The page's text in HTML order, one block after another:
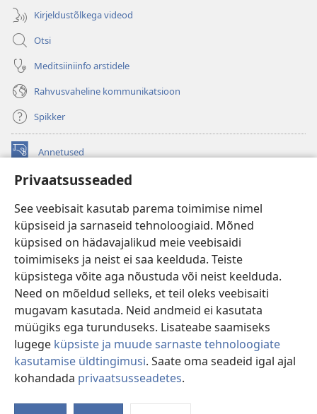
Privaatsusseaded
See veebisait kasutab parema toimimise nimel
küpsiseid ja sarnaseid tehnoloogiaid. Mõned
küpsised on hädavajalikud meie veebisaidi
toimimiseks ja neist ei saa keelduda. Teiste
küpsistega võite aga nõustuda või neist keelduda.
Need on mõeldud selleks, et teil oleks veebisaiti
mugavam kasutada. Neid andmeid ei kasutata
müügiks ega turunduseks. Lisateabe saamiseks
lugege küpsiste ja muude sarnaste tehnoloogiate
kasutamise üldtingimusi. Saate oma seadeid igal ajal
kohandada privaatsusseadetes.
Kirjeldustõlkega videod
Otsi
Meditsiiniinfo arstidele
Rahvusvaheline kommunikatsioon
Spikker
Annetused
(avab
akna)
uue
akna) JW Hub
(avab
uue
akna) JW Library
Watchtower Library
Copyright© 2026 Watch Tower Bible and Tract Society of Pennsylvania.
KASUTUSTINGIMUSED
ANDMEKAITSETINGIMUSED
PRIVAATSUSSEADED